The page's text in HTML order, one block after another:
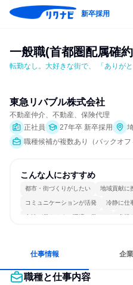
新卒採用
一般職(首都圏配属確
転勤なし。大好きな街で、 「ありが
東急リバブル株式会社
不動産仲介、不動産、保険代理
正社員
27年卒 新卒採用
職種候補が複数あり（バックオフ
こんな人におすすめ
都市・街づくりがしたい 地域貢献に
コミュニケーションが活発 冷静に仕
女性が働きやすい環境で働ける 多様
仕事情報 企
職種と仕事内容